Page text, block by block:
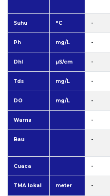
Suhu °C -
Ph mg/L -
Dhl µS/cm -
Tds mg/L -
DO mg/L -
Warna -
Bau -
Cuaca -
TMA lokal meter -